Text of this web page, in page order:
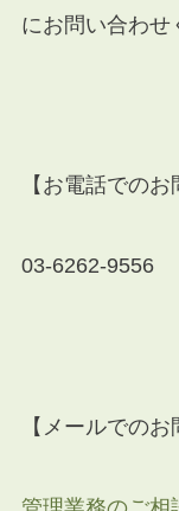
にお問い合わせ
【お電話での
03-6262-9556
【メールでの